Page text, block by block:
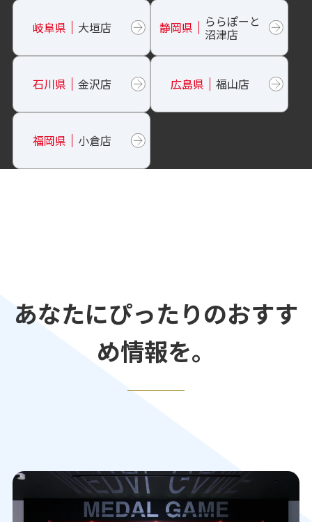
岐阜県 大垣店 静岡県 ららぽーと
沼津店
石川県 金沢店 広島県 福山店
福岡県 小倉店
あなたにぴったりのおすす
め情報を。